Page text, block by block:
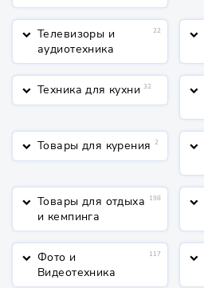
keyboard_arrow_down Телевизоры и
аудиотехника
22 keyboard_arrow_down
keyboard_arrow_down Техника для кухни 32 keyboard_arrow_down
keyboard_arrow_down Товары для курения 2 keyboard_arrow_down
keyboard_arrow_down Товары для отдыха
и кемпинга
198 keyboard_arrow_down
keyboard_arrow_down Фото и
Видеотехника
117 keyboard_arrow_down